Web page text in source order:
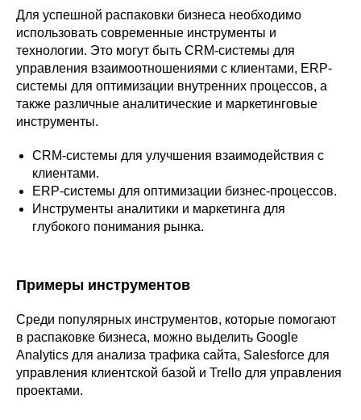
Для успешной распаковки бизнеса необходимо
использовать современные инструменты и
технологии. Это могут быть CRM-системы для
управления взаимоотношениями с клиентами, ERP-
системы для оптимизации внутренних процессов, а
также различные аналитические и маркетинговые
инструменты.
CRM-системы для улучшения взаимодействия с
клиентами.
ERP-системы для оптимизации бизнес-процессов.
Инструменты аналитики и маркетинга для
глубокого понимания рынка.
Примеры инструментов
Среди популярных инструментов, которые помогают
в распаковке бизнеса, можно выделить Google
Analytics для анализа трафика сайта, Salesforce для
управления клиентской базой и Trello для управления
проектами.